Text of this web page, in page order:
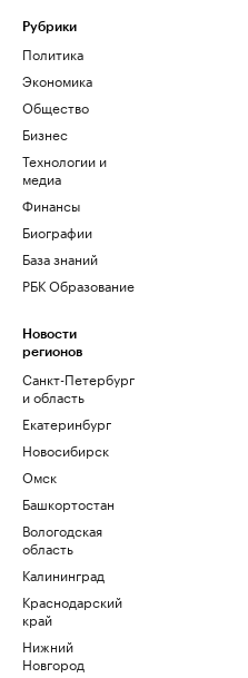
Рубрики
Политика
Экономика
Общество
Бизнес
Технологии и
медиа
Финансы
Биографии
База знаний
РБК Образование
Новости
регионов
Санкт-Петербург
и область
Екатеринбург
Новосибирск
Омск
Башкортостан
Вологодская
область
Калининград
Краснодарский
край
Нижний
Новгород